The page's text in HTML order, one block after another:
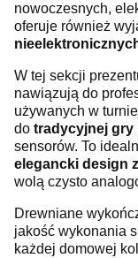
nowoczesnych,
oferuje również
W tej sekcji
nawiązują do
używanych w
do tradycyjnej gry
sensorów. To
elegancki design
wolą czysto
Drewniane
jakość wykonania
każdej domowej